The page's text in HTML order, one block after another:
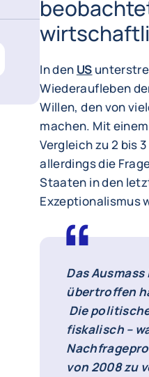
In den US
Wiederaufleben
Willen, den von
machen. Mit einem
Vergleich zu 2 bis
allerdings die
Staaten in den
Exzeptionalismus
Das
übertroffen
Die
fiskalisch –
von 2008 zu